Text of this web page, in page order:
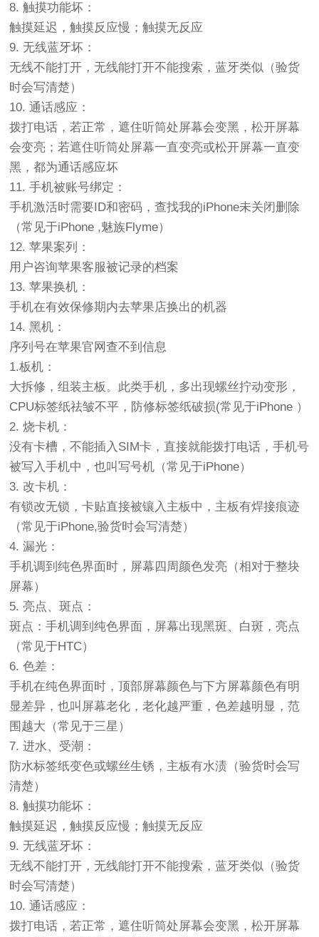
8. 触摸功能坏：
触摸延迟，触摸反应慢；触摸无反应
9. 无线蓝牙坏：
无线不能打开，无线能打开不能搜索，蓝牙类似（验货
时会写清楚）
10. 通话感应：
拨打电话，若正常，遮住听筒处屏幕会变黑，松开屏幕
会变亮；若遮住听筒处屏幕一直变亮或松开屏幕一直变
黑，都为通话感应坏
11. 手机被账号绑定：
手机激活时需要ID和密码，查找我的iPhone未关闭删除
（常见于iPhone ,魅族Flyme）
12. 苹果案列：
用户咨询苹果客服被记录的档案
13. 苹果换机：
手机在有效保修期内去苹果店换出的机器
14. 黑机：
序列号在苹果官网查不到信息
1.板机：
大拆修，组装主板。此类手机，多出现螺丝拧动变形，
CPU标签纸祛皱不平，防修标签纸破损(常见于iPhone ）
2. 烧卡机：
没有卡槽，不能插入SIM卡，直接就能拨打电话，手机号
被写入手机中，也叫写号机（常见于iPhone）
3. 改卡机：
有锁改无锁，卡贴直接被镶入主板中，主板有焊接痕迹
（常见于iPhone,验货时会写清楚）
4. 漏光：
手机调到纯色界面时，屏幕四周颜色发亮（相对于整块
屏幕）
5. 亮点、斑点：
斑点：手机调到纯色界面，屏幕出现黑斑、白斑，亮点
（常见于HTC）
6. 色差：
手机在纯色界面时，顶部屏幕颜色与下方屏幕颜色有明
显差异，也叫屏幕老化，老化越严重，色差越明显，范
围越大（常见于三星）
7. 进水、受潮：
防水标签纸变色或螺丝生锈，主板有水渍（验货时会写
清楚）
8. 触摸功能坏：
触摸延迟，触摸反应慢；触摸无反应
9. 无线蓝牙坏：
无线不能打开，无线能打开不能搜索，蓝牙类似（验货
时会写清楚）
10. 通话感应：
拨打电话，若正常，遮住听筒处屏幕会变黑，松开屏幕